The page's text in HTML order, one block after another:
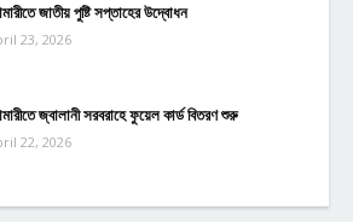
জাতীয় পুষ্টি সপ্তাহের উদ্বোধন
23, 2026
জ্বালানী সরবরাহে ফুয়েল কার্ড বিতরণ শুরু
22, 2026